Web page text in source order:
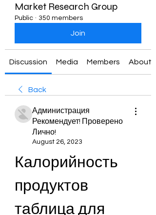
Market Research Group
Public · 350 members
Join
Discussion Media Members About
Back
Администрация
Рекомендует! Проверено
Лично!
August 26, 2023
Калорийность
продуктов
таблица для